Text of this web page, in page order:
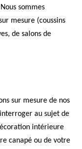
sommes
mesure (coussins
de salons de
sur mesure de nos
interroger au sujet de
intérieure
canapé ou de votre